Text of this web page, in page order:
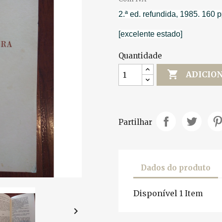

2.ª ed. refundida, 1985. 160
[excelente estado]
Quantidade

Partilhar
Dados do produto
Disponível 1 Item